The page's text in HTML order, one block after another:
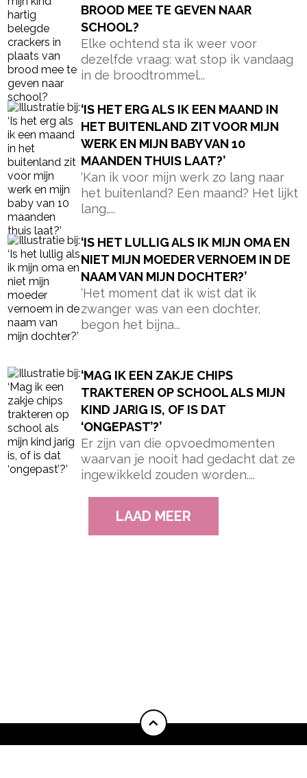
NIET MIJN MOEDER VERNOEM IN DE
NAAM VAN MIJN DOCHTER?’
‘Het moment dat ik wist dat ik
zwanger was van een dochter,
begon het bijna...
‘MAG IK EEN ZAKJE CHIPS
TRAKTEREN OP SCHOOL ALS MIJN
KIND JARIG IS, OF IS DAT
‘ONGEPAST’?’
Er zijn van die opvoedmomenten
waarvan je nooit had gedacht dat ze
LAAD MEER
VOOR EEN ARTIKEL
redactie@mamamagazine.nl